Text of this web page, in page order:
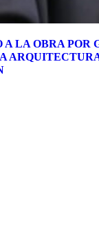
A LA OBRA POR